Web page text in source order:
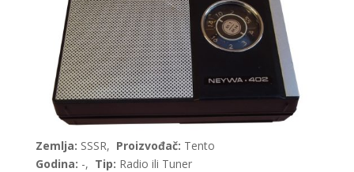
Zemlja: SSSR, Proizvođač: Tento
Godina: -, Tip: Radio ili Tuner